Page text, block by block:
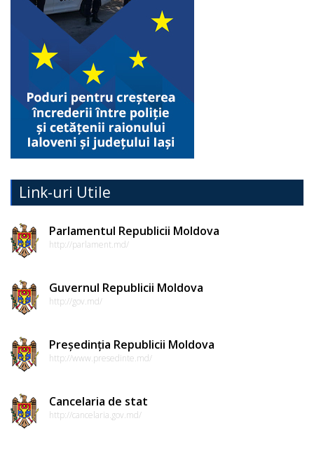
Link-uri Utile
Parlamentul Republicii Moldova
http://parlament.md/
Guvernul Republicii Moldova
http://gov.md/
Președinția Republicii Moldova
http://www.presedinte.md/
Cancelaria de stat
http://cancelaria.gov.md/